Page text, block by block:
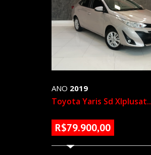
ANO 2019
Toyota Yaris Sd Xlplusat..
R$79.900,00